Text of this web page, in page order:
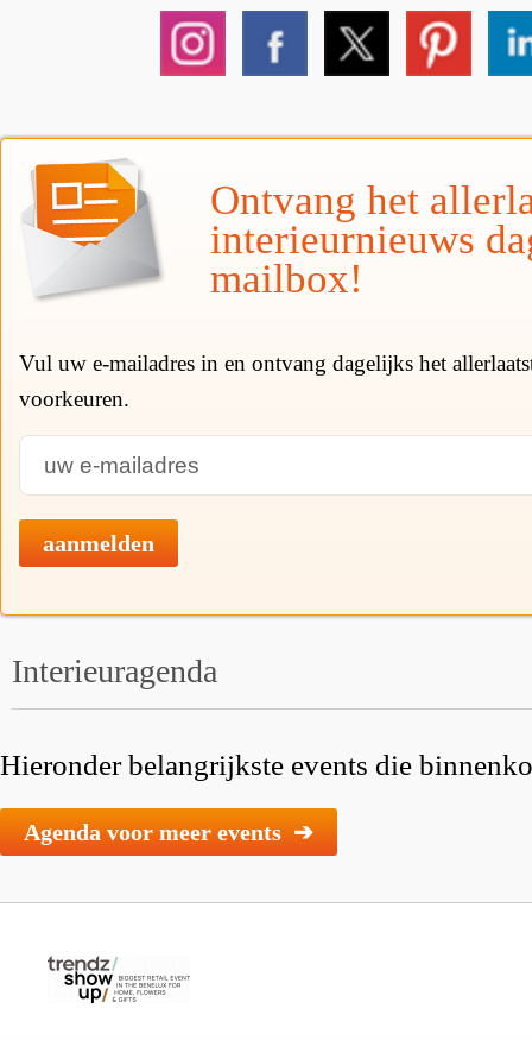
Ontvang het
interieurnieuws
mailbox!
Vul uw e-mailadres in en ontvang dagelijks het
voorkeuren.
aanmelden
Interieuragenda
Hieronder belangrijkste events die
Agenda voor meer events ➔